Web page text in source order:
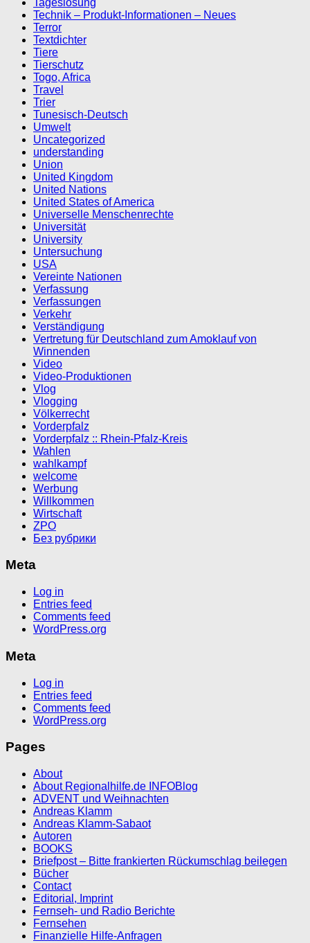
Technik – Produkt-Informationen – Neues
Terror
Textdichter
Tiere
Tierschutz
Togo, Africa
Travel
Trier
Tunesisch-Deutsch
Umwelt
Uncategorized
understanding
Union
United Kingdom
United Nations
United States of America
Universelle Menschenrechte
Universität
University
Untersuchung
USA
Vereinte Nationen
Verfassung
Verfassungen
Verkehr
Verständigung
Vertretung für Deutschland zum Amoklauf von
Winnenden
Video
Video-Produktionen
Vlog
Vlogging
Völkerrecht
Vorderpfalz
Vorderpfalz :: Rhein-Pfalz-Kreis
Wahlen
wahlkampf
welcome
Werbung
Willkommen
Wirtschaft
ZPO
Без рубрики
Meta
Log in
Entries feed
Comments feed
WordPress.org
Meta
Log in
Entries feed
Comments feed
WordPress.org
Pages
About
About Regionalhilfe.de INFOBlog
ADVENT und Weihnachten
Andreas Klamm
Andreas Klamm-Sabaot
Autoren
BOOKS
Briefpost – Bitte frankierten Rückumschlag beilegen
Bücher
Contact
Editorial, Imprint
Fernseh- und Radio Berichte
Fernsehen
Finanzielle Hilfe-Anfragen